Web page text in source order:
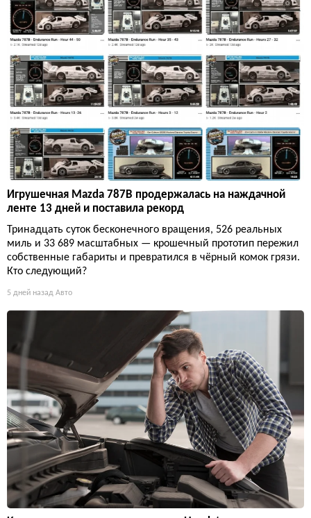
Игрушечная Mazda 787B продержалась на наждачной
ленте 13 дней и поставила рекорд
Тринадцать суток бесконечного вращения, 526 реальных
миль и 33 689 масштабных — крошечный прототип пережил
собственные габариты и превратился в чёрный комок грязи.
Кто следующий?
5 дней назад Авто